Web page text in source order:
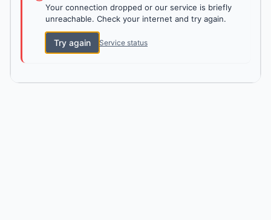
Your connection dropped or our service is briefly
unreachable. Check your internet and try again.
Try again Service status